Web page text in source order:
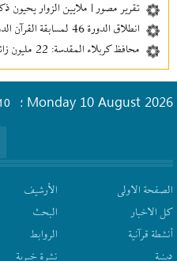
تقرير مصور | ملايين الزوار يحيون
انطلاق الدورة 46 لمسابقة القرآن الدولية في مكة
محافظ كربلاء المقدسة: 22 مليون زائر أحيوا زيارة أربعينية الإمام الحسين (ع)
Monday 10 August 2026 ؛
الصفحة الاولى
كل الاخبار
أنشطة قرآنیة
دينية
الأرشیف
البحث
الروابط
نشرة‌ خبریة